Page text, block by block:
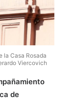
la Casa Rosada
Viercovich
de